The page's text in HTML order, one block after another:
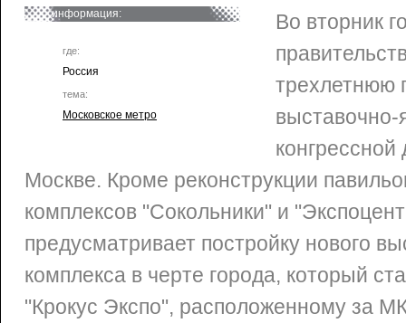
информация:
где:
Россия
тема:
Московское метро
Во вторник
трехлетнюю
конгрессной
Москве. Кроме реконструкции
комплексов "Сокольники" и
предусматривает постройку нового
комплекса в черте города, который
"Крокус Экспо", расположенному за